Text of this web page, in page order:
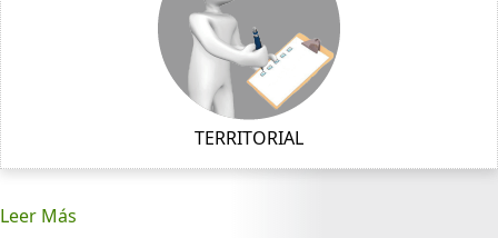
TERRITORIAL
Leer Más